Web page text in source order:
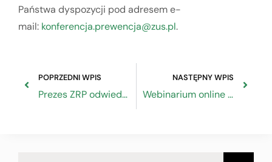
Państwa dyspozycji pod adresem e-
mail: konferencja.prewencja@zus.pl.
POPRZEDNI WPIS
Prezes ZRP odwiedził Targi GoldExpo 2024
NASTĘPNY WPIS
Webinarium online o 11.30 na stronie PARP – Opakowania: nowe rozporządzenie opakowaniowe oraz oświadczenia środowiskowe